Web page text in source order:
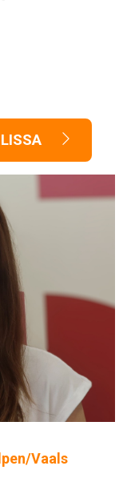
Vaals